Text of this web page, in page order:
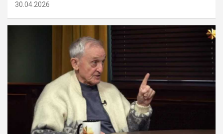
30.04.2026